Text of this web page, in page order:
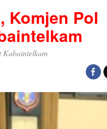
Komjen Pol
Kabaintelkam